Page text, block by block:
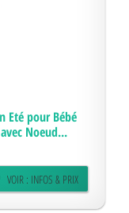
Eté pour Bébé
Noeud...
VOIR : INFOS & PRIX